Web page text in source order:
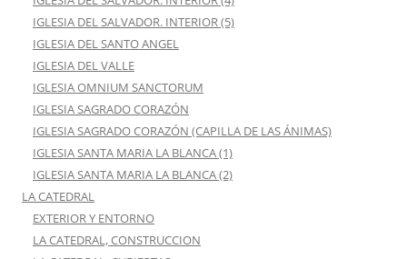
IGLESIA DEL SALVADOR. INTERIOR (5)
IGLESIA DEL SANTO ANGEL
IGLESIA DEL VALLE
IGLESIA OMNIUM SANCTORUM
IGLESIA SAGRADO CORAZÓN
IGLESIA SAGRADO CORAZÓN (CAPILLA DE LAS ÁNIMAS)
IGLESIA SANTA MARIA LA BLANCA (1)
IGLESIA SANTA MARIA LA BLANCA (2)
LA CATEDRAL
EXTERIOR Y ENTORNO
LA CATEDRAL, CONSTRUCCION